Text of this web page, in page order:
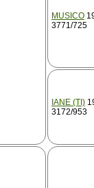
MUSICO
3771/725
IANE (TI)
3172/953